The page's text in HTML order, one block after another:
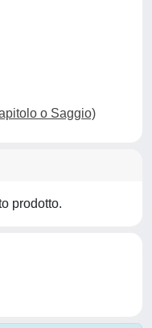
o Saggio)
prodotto.